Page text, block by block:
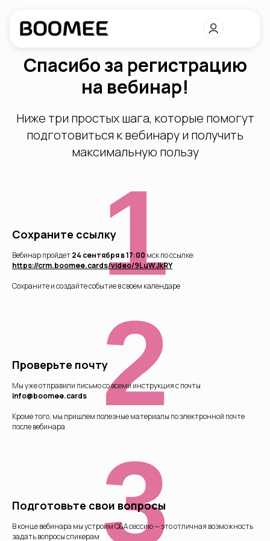
Спасибо за регистрацию
на вебинар!
Ниже три простых шага, которые помогут
подготовиться к вебинару и получить
максимальную пользу
Сохраните ссылку
Вебинар пройдет24 сентября в 17:00 мск по ссылке:
https://crm.boomee.cards/video/9LuWJkRY
Сохраните и создайте событие в своем календаре
1
Проверьте почту
Мы уже отправили письмо со всеми инструкция с почты
info@boomee.cards
Кроме того, мы пришлем полезные материалы по электронной почте
после вебинара
2
Подготовьте свои вопросы
В конце вебинара мы устроим Q&A сессию — это отличная возможность
задать вопросы спикерам 3